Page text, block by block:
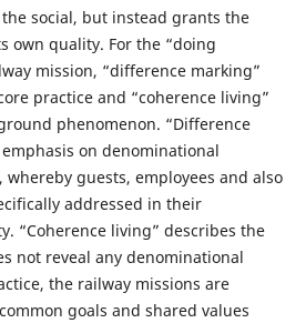
social, but instead grants the
own quality. For the “doing
mission, “difference marking”
practice and “coherence living”
phenomenon. “Difference
on denominational
guests, employees and also
addressed in their
“Coherence living” describes the
not reveal any denominational
the railway missions are
goals and shared values